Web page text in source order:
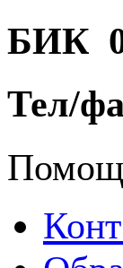
БИК
Тел/